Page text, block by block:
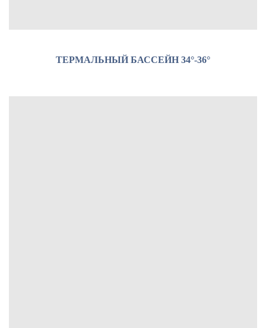
ТЕРМАЛЬНЫЙ БАССЕЙН 34°-36°